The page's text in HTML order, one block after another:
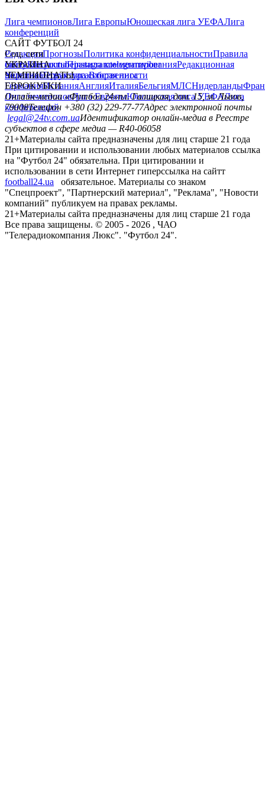
Лига чемпионовЛига ЕвропыЮношеская лига УЕФАЛига
конференций
САЙТ ФУТБОЛ 24
РедакцияПрогнозыПолитика конфиденциальностиПравила
сайтуКонтактыПравила комментированияРедакционная
политикаСтруктура собственности
Соц. сети
facebookxyoutubeinstagramtelegramviber
УКРАИНА
УкраинаПервая лигаВторая лига
ЧЕМПИОНАТЫ
ГерманияИспанияАнглияИталияБельгияМЛСНидерланды
ЕВРОКУБКИ
Лига чемпионовЛига ЕвропыЮношеская лига УЕФАЛига
конференций
Онлайн-медиа «Футбол 24»пл. Галицкая, дом. 15, м. Львов,
79008Телефон +380 (32) 229-77-77Адрес электронной почты
legal@24tv.com.uaИдентификатор онлайн-медиа в Реестре
субъектов в сфере медиа — R40-06058
21+Материалы сайта предназначены для лиц старше 21 года
При цитировании и использовании любых материалов ссылка
на "Футбол 24" обязательна. При цитировании и
использовании в сети Интернет гиперссылка на сайтт
football24.ua
обязательное. Материалы со знаком
"Спецпроект", "Партнерский материал", "Реклама", "Новости
компаний" публикуем на правах рекламы.
21+Материалы сайта предназначены для лиц старше 21 года
Все права защищены. © 2005 - 2026 , ЧАО
"Телерадиокомпания Люкс". "Футбол 24".